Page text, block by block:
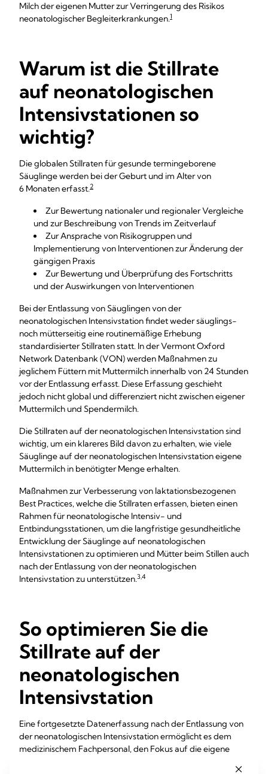
Milch der eigenen Mutter zur Verringerung des Risikos
neonatologischer Begleiterkrankungen.1
Warum ist die Stillrate
auf neonatologischen
Intensivstationen so
wichtig?
Die globalen Stillraten für gesunde termingeborene
Säuglinge werden bei der Geburt und im Alter von
6 Monaten erfasst.2
Zur Bewertung nationaler und regionaler Vergleiche
und zur Beschreibung von Trends im Zeitverlauf
Zur Ansprache von Risikogruppen und
Implementierung von Interventionen zur Änderung der
gängigen Praxis
Zur Bewertung und Überprüfung des Fortschritts
und der Auswirkungen von Interventionen
Bei der Entlassung von Säuglingen von der
neonatologischen Intensivstation findet weder säuglings-
noch mütterseitig eine routinemäßige Erhebung
standardisierter Stillraten statt. In der Vermont Oxford
Network Datenbank (VON) werden Maßnahmen zu
jeglichem Füttern mit Muttermilch innerhalb von 24 Stunden
vor der Entlassung erfasst. Diese Erfassung geschieht
jedoch nicht global und differenziert nicht zwischen eigener
Muttermilch und Spendermilch.
Die Stillraten auf der neonatologischen Intensivstation sind
wichtig, um ein klareres Bild davon zu erhalten, wie viele
Säuglinge auf der neonatologischen Intensivstation eigene
Muttermilch in benötigter Menge erhalten.
Maßnahmen zur Verbesserung von laktationsbezogenen
Best Practices, welche die Stillraten erfassen, bieten einen
Rahmen für neonatologische Intensiv- und
Entbindungsstationen, um die langfristige gesundheitliche
Entwicklung der Säuglinge auf neonatologischen
Intensivstationen zu optimieren und Mütter beim Stillen auch
nach der Entlassung von der neonatologischen
Intensivstation zu unterstützen.3,4
So optimieren Sie die
Stillrate auf der
neonatologischen
Intensivstation
Eine fortgesetzte Datenerfassung nach der Entlassung von
der neonatologischen Intensivstation ermöglicht es dem
medizinischem Fachpersonal, den Fokus auf die eigene